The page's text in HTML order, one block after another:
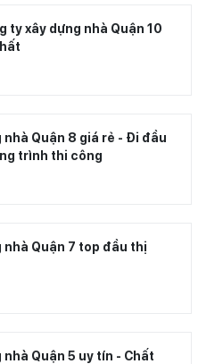
ty xây dựng nhà Quận 10
nhà Quận 8 giá rẻ - Đi đầu
trình thi công
nhà Quận 7 top đầu thị
nhà Quận 5 uy tín - Chất